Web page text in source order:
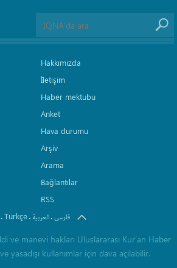
Hakkımızda
İletişim
Haber mektubu
Anket
Hava durumu
Arşiv
Arama
Bağlantılar
RSS
.Türkçe. العربیة.فارسی
ve manevi hakları Uluslararası Kur’an Haber
yasadışı kullanımlar için dava açılabilir.